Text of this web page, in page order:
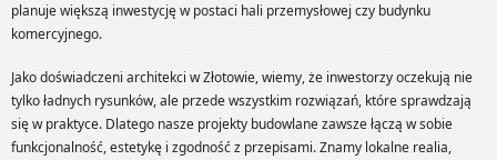
planuje większą inwestycję w postaci hali przemysłowej czy budynku
komercyjnego.
Jako doświadczeni architekci w Złotowie, wiemy, że inwestorzy oczekują nie
tylko ładnych rysunków, ale przede wszystkim rozwiązań, które sprawdzają
się w praktyce. Dlatego nasze projekty budowlane zawsze łączą w sobie
funkcjonalność, estetykę i zgodność z przepisami. Znamy lokalne realia,